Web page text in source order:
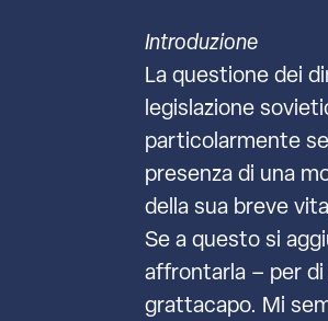
Introduzione
La questione dei
legislazione
particolarmente
presenza di una
della sua breve
Se a questo si
affrontarla – per
grattacapo. Mi